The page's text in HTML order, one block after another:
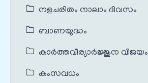
നളചരിതം നാലാം ദിവസം
ബാണയുദ്ധം
കാർത്തവീര്യാർജ്ജുന വിജയം
കംസവധം